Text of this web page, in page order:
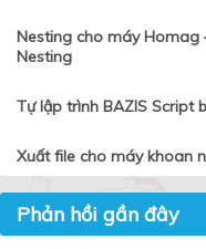
Nesting cho máy
Nesting
Tự lập trình BAZIS Script
Xuất file cho máy khoan
Phản hồi gần đây